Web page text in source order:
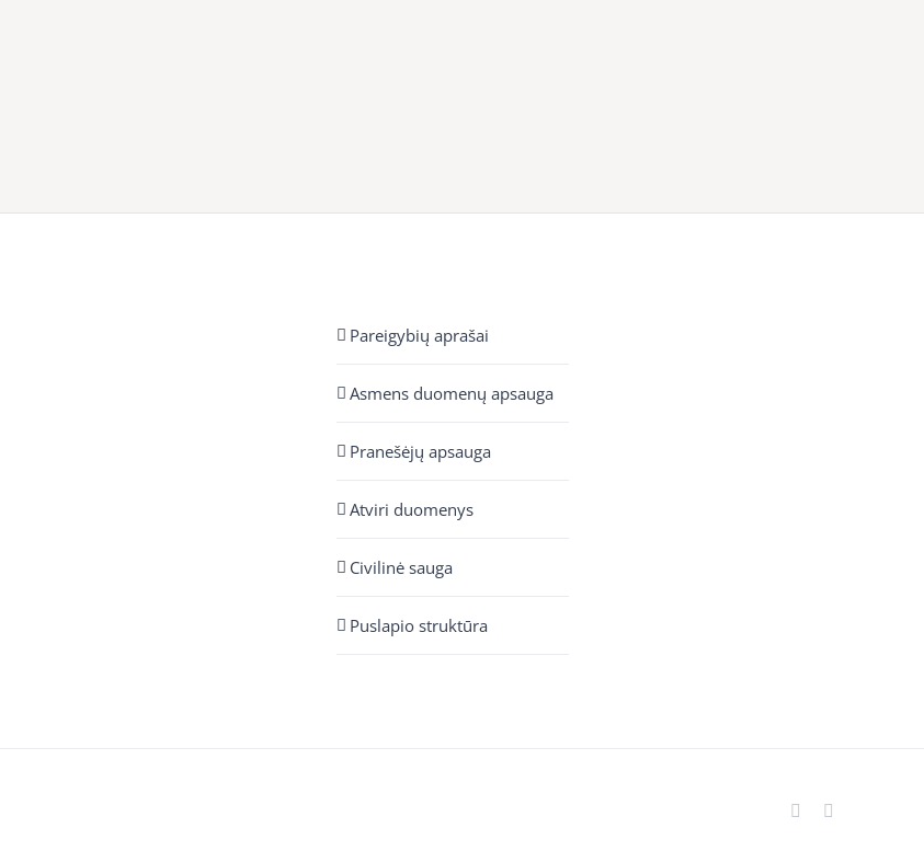
Pareigybių aprašai
Asmens duomenų apsauga
Pranešėjų apsauga
Atviri duomenys
Civilinė sauga
Puslapio struktūra
Facebook